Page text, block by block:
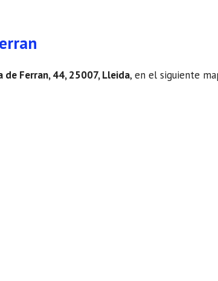
de Ferran, 44, 25007, Lleida, en el siguiente